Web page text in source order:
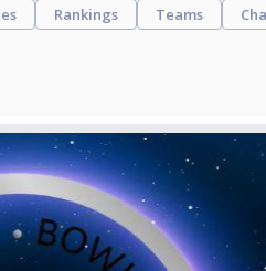
Rankings Teams